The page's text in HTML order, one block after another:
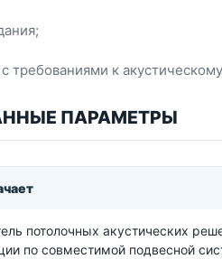
требованиями к
ПАРАМЕТРЫ
потолочных акустических
по совместимой подвесной